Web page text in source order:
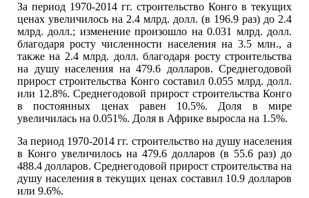
За период 1970-2014 гг. строительство Конго в текущих
ценах увеличилось на 2.4 млрд. долл. (в 196.9 раз) до 2.4
млрд. долл.; изменение произошло на 0.031 млрд. долл.
благодаря росту численности населения на 3.5 млн., а
также на 2.4 млрд. долл. благодаря росту строительства
на душу населения на 479.6 долларов. Среднегодовой
прирост строительства Конго составил 0.055 млрд. долл.
или 12.8%. Среднегодовой прирост строительства Конго
в постоянных ценах равен 10.5%. Доля в мире
увеличилась на 0.051%. Доля в Африке выросла на 1.5%.
За период 1970-2014 гг. строительство на душу населения
в Конго увеличилось на 479.6 долларов (в 55.6 раз) до
488.4 долларов. Среднегодовой прирост строительства на
душу населения в текущих ценах составил 10.9 долларов
или 9.6%.